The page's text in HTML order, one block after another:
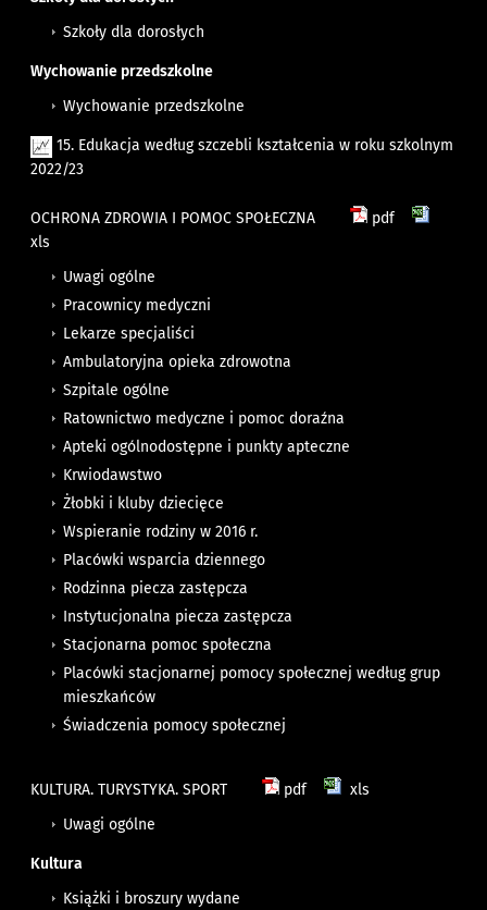
Szkoły dla dorosłych
Wychowanie przedszkolne
Wychowanie przedszkolne
15. Edukacja według szczebli kształcenia w roku szkolnym
2022/23
OCHRONA ZDROWIA I POMOC SPOŁECZNA
pdf
xls
Uwagi ogólne
Pracownicy medyczni
Lekarze specjaliści
Ambulatoryjna opieka zdrowotna
Szpitale ogólne
Ratownictwo medyczne i pomoc doraźna
Apteki ogólnodostępne i punkty apteczne
Krwiodawstwo
Żłobki i kluby dziecięce
Wspieranie rodziny w 2016 r.
Placówki wsparcia dziennego
Rodzinna piecza zastępcza
Instytucjonalna piecza zastępcza
Stacjonarna pomoc społeczna
Placówki stacjonarnej pomocy społecznej według grup
mieszkańców
Świadczenia pomocy społecznej
KULTURA. TURYSTYKA. SPORT pdf
xls
Uwagi ogólne
Kultura
Książki i broszury wydane